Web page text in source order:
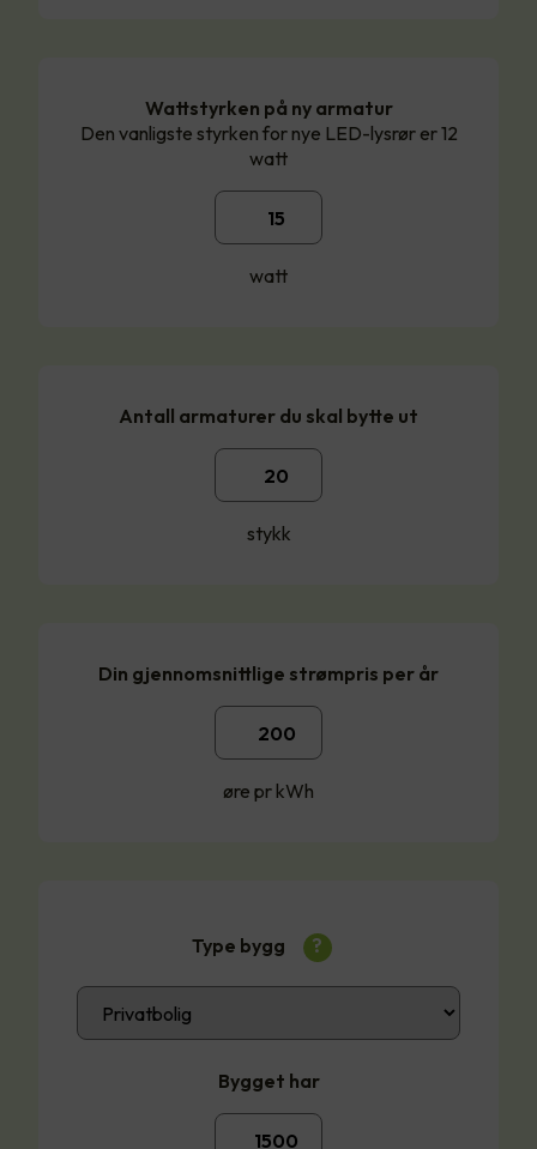
Wattstyrken på ny armatur
Den vanligste styrken for nye LED-lysrør er 12
watt
watt
Antall armaturer du skal bytte ut
stykk
Din gjennomsnittlige strømpris per år
øre pr kWh
Type bygg ?
Bygget har